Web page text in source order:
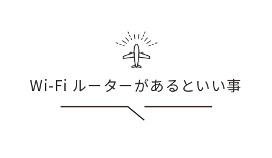
Wi-Fi ルーターがあるといい事